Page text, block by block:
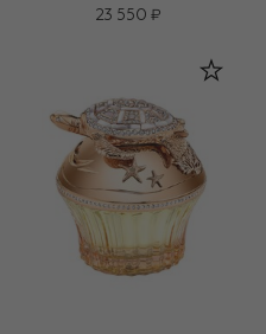
23 550 ₽